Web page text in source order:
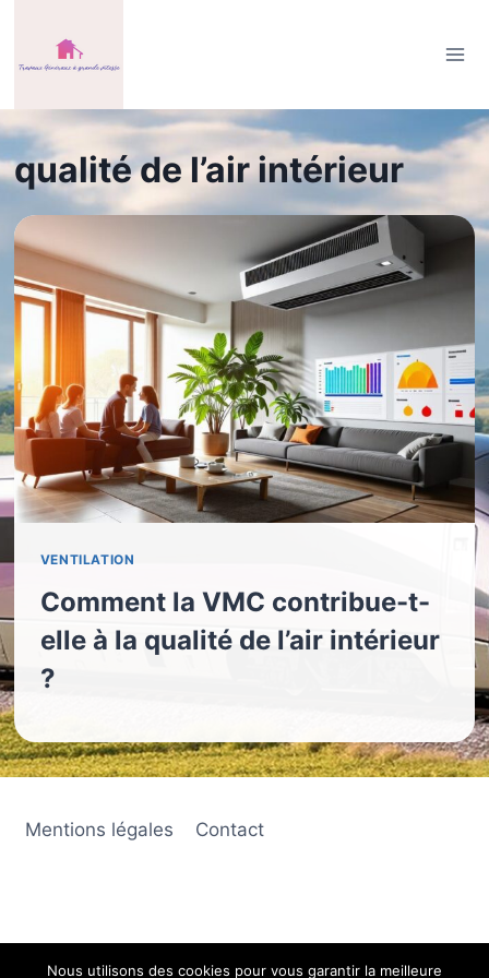
contenu
qualité de l’air intérieur
VENTILATION
Comment la VMC contribue-t-
elle à la qualité de l’air intérieur
?
Mentions légales Contact
Nous utilisons des cookies pour vous garantir la meilleure